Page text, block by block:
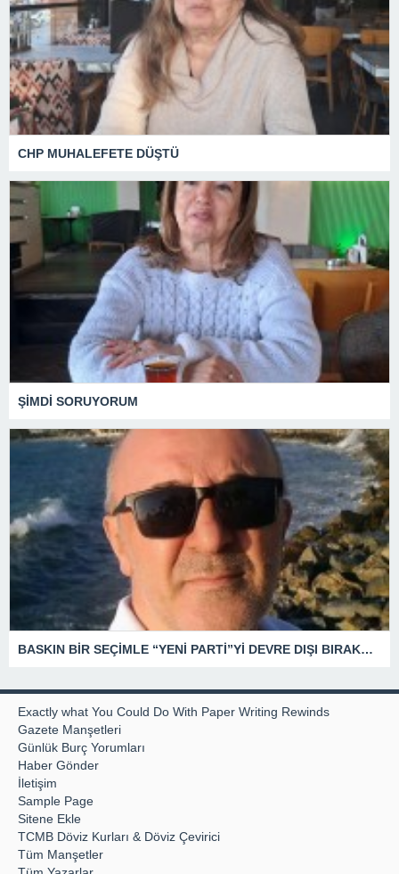
CHP MUHALEFETE DÜŞTÜ
ŞİMDİ SORUYORUM
BASKIN BİR SEÇİMLE “YENİ PARTİ”Yİ DEVRE DIŞI BIRAKMAK İÇİN DÜĞMEYE Mİ BASILDI?
Exactly what You Could Do With Paper Writing Rewinds
Gazete Manşetleri
Günlük Burç Yorumları
Haber Gönder
İletişim
Sample Page
Sitene Ekle
TCMB Döviz Kurları & Döviz Çevirici
Tüm Manşetler